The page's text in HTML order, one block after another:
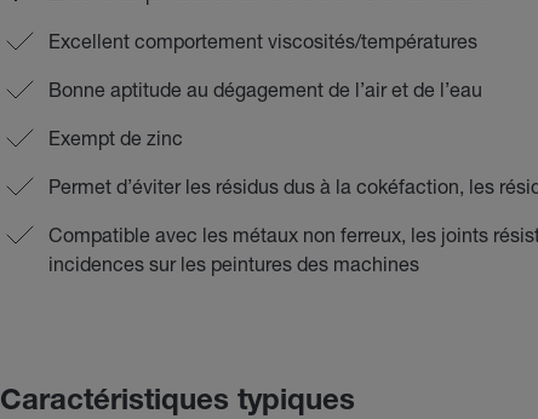
Excellent comportement viscosités/températures
Bonne aptitude au dégagement de l’air et de l’eau
Exempt de zinc
Permet d’éviter les résidus dus à la cokéfaction, les
Compatible avec les métaux non ferreux, les joints
incidences sur les peintures des machines
Caractéristiques typiques